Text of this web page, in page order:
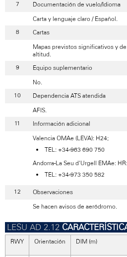
Documentación de vuelo/Idioma
Carta y lenguaje claro / Español.
Cartas
Mapas previstos significativos y
altitud.
Equipo suplementario
No.
Dependencia ATS atendida
AFIS.
Información adicional
Valencia OMAe (LEVA): H24;
TEL: +34-963 690 750
Andorra-La Seu d'Urgell EMAe:
TEL: +34-973 350 582
Observaciones
Se hacen avisos de aeródromo.
RWY Orientación DIM (m)